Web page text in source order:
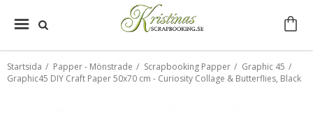
Startsida / Papper - Mönstrade / Scrapbooking Papper / Graphic 45 /
Graphic45 DIY Craft Paper 50x70 cm - Curiosity Collage & Butterflies, Black